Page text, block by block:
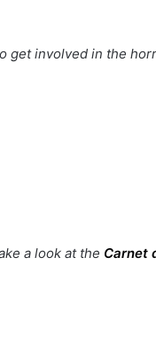
get involved in the
a look at the Carnet